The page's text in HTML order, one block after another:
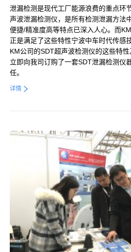
泄漏检测是现代工厂能源浪费的重点环
声波泄漏检测仪，是所有检测泄漏方法
便捷/精准度高等特点已深入人心。而
正是满足了这些特性宁波中车时代传感
KM公司的SDT超声波检测仪的这些特
立即向我司订购了一套SDT泄漏检测仪
任。
详情